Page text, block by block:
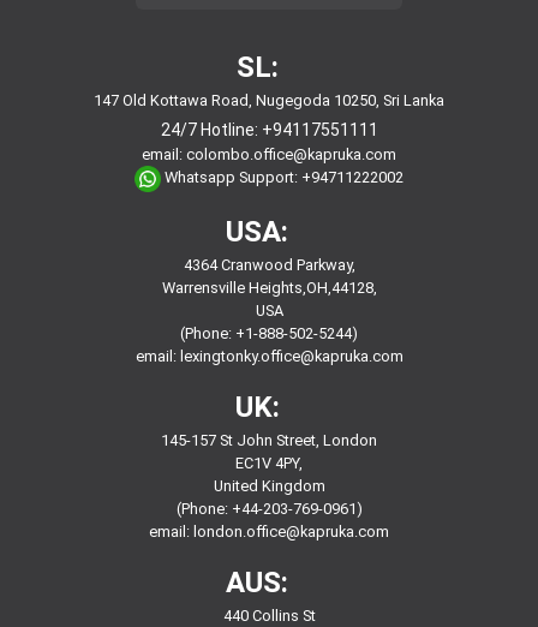
SL:
147 Old Kottawa Road, Nugegoda 10250, Sri Lanka
24/7 Hotline: +94117551111
email: colombo.office@kapruka.com
Whatsapp Support: +94711222002
USA:
4364 Cranwood Parkway,
Warrensville Heights,OH,44128,
USA
(Phone: +1-888-502-5244)
email: lexingtonky.office@kapruka.com
UK:
145-157 St John Street, London
EC1V 4PY,
United Kingdom
(Phone: +44-203-769-0961)
email: london.office@kapruka.com
AUS:
440 Collins St